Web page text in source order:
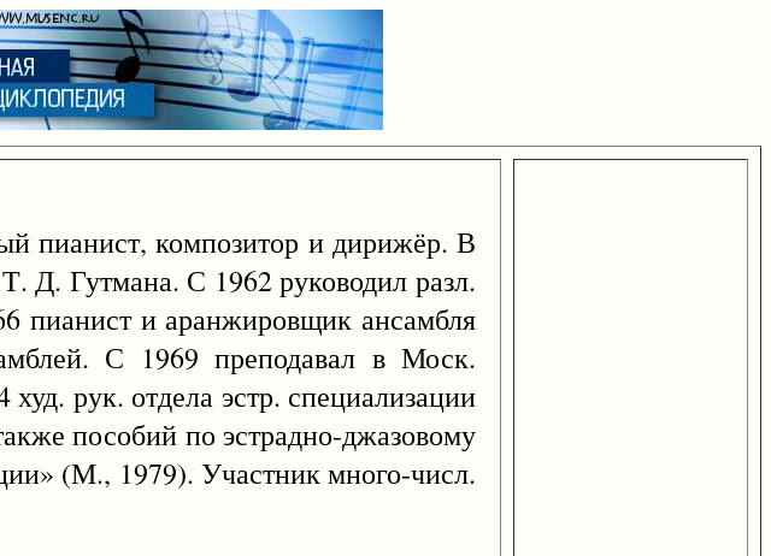
пианист, композитор и дирижёр. В
Д. Гутмана. С 1962 руководил разл.
пианист и аранжировщик ансамбля
С 1969 преподавал в Моск.
рук. отдела эстр. специализации
пособий по эстрадно-джазовому
(М., 1979). Участник много-числ.